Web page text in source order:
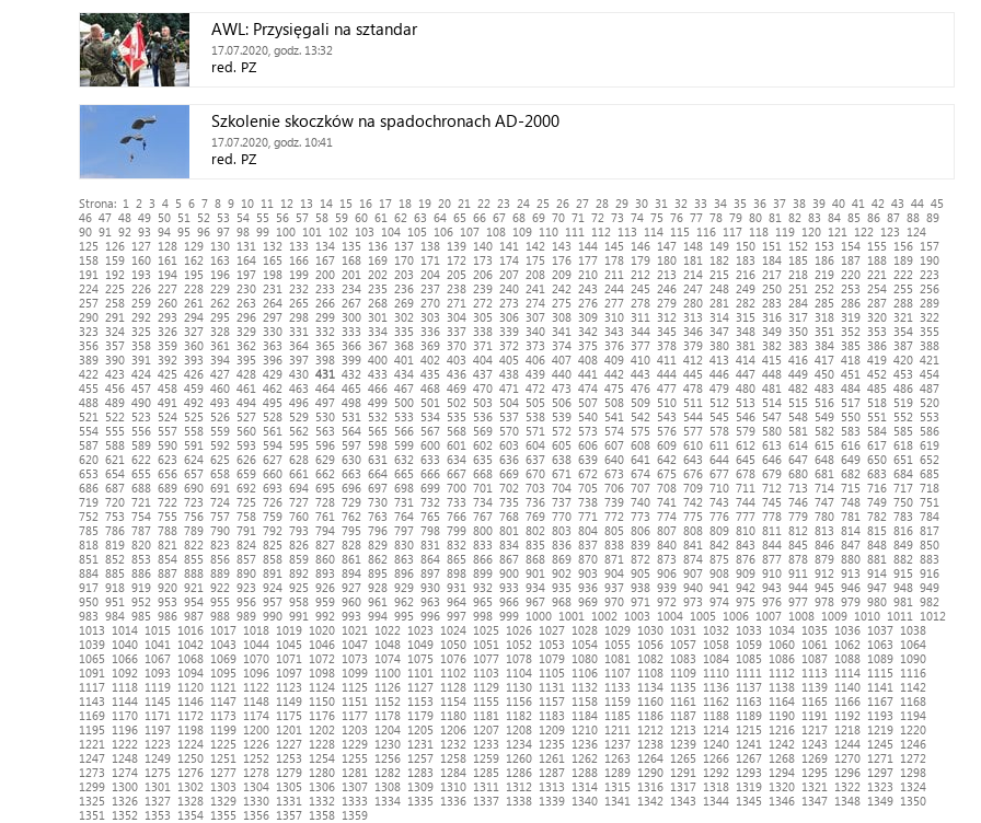
AWL: Przysięgali na sztandar
17.07.2020, godz. 13:32
red. PZ
Szkolenie skoczków na spadochronach AD-2000
17.07.2020, godz. 10:41
red. PZ
Strona: 1 2 3 4 5 6 7 8 9 10 11 12 13 14 15 16 17 18 19 20 21 22 23 24 25 26 27 28 29 30 31 32 33 34 35 36 37 38 39 40 41 42 43 44 45
46 47 48 49 50 51 52 53 54 55 56 57 58 59 60 61 62 63 64 65 66 67 68 69 70 71 72 73 74 75 76 77 78 79 80 81 82 83 84 85 86 87 88 89
90 91 92 93 94 95 96 97 98 99 100 101 102 103 104 105 106 107 108 109 110 111 112 113 114 115 116 117 118 119 120 121 122 123
124
125
126 127 128 129 130 131 132 133 134 135 136 137 138 139 140 141 142 143 144 145 146 147 148 149 150 151 152 153 154 155 156 157
158 159 160 161 162 163 164 165 166 167 168 169 170 171 172 173 174 175 176 177 178 179 180 181 182 183 184 185 186 187 188 189 190
191
192 193 194 195 196 197 198 199 200 201 202 203 204 205 206 207 208 209 210 211 212 213 214 215 216 217 218 219 220 221 222
223
224 225 226 227 228 229 230 231 232 233 234 235 236 237 238 239 240 241 242 243 244 245 246 247 248 249 250 251 252 253 254 255
256
257 258 259 260 261 262 263 264 265 266 267 268 269 270 271 272 273 274 275 276 277 278 279 280 281 282 283 284 285 286 287 288 289
290 291 292 293 294 295 296 297 298 299 300 301 302 303 304 305 306 307 308 309 310 311 312 313 314 315 316 317 318 319 320 321
322
323
324 325 326 327 328 329 330 331 332 333 334 335 336 337 338 339 340 341 342 343 344 345 346 347 348 349 350 351 352 353 354 355
356 357 358 359 360 361 362 363 364 365 366 367 368 369 370 371 372 373 374 375 376 377 378 379 380 381 382 383 384 385 386 387 388
389 390 391 392 393 394 395 396 397 398 399 400 401 402 403 404 405 406 407 408 409 410 411 412 413 414 415 416 417 418 419 420 421
422 423 424 425 426 427 428 429 430 431 432 433 434 435 436 437 438 439 440 441 442 443 444 445 446 447 448 449 450 451 452 453 454
455 456 457 458 459 460 461 462 463 464 465 466 467 468 469 470 471 472 473 474 475 476 477 478 479 480 481 482 483 484 485 486 487
488 489 490 491 492 493 494 495 496 497 498 499 500 501 502 503 504 505 506 507 508 509 510 511 512 513 514 515 516 517 518 519 520
521
522 523 524 525 526 527 528 529 530 531 532 533 534 535 536 537 538 539 540 541 542 543 544 545 546 547 548 549 550 551 552
553
554 555 556 557 558 559 560 561 562 563 564 565 566 567 568 569 570 571 572 573 574 575 576 577 578 579 580 581 582 583 584 585
586
587 588 589 590 591 592 593 594 595 596 597 598 599 600 601 602 603 604 605 606 607 608 609 610 611 612 613 614 615 616 617 618 619
620 621 622 623 624 625 626 627 628 629 630 631 632 633 634 635 636 637 638 639 640 641 642 643 644 645 646 647 648 649 650 651
652
653 654 655 656 657 658 659 660 661 662 663 664 665 666 667 668 669 670 671 672 673 674 675 676 677 678 679 680 681 682 683 684 685
686 687 688 689 690 691 692 693 694 695 696 697 698 699 700 701 702 703 704 705 706 707 708 709 710 711 712 713 714 715 716 717 718
719 720 721 722 723 724 725 726 727 728 729 730 731 732 733 734 735 736 737 738 739 740 741 742 743 744 745 746 747 748 749 750 751
752 753 754 755 756 757 758 759 760 761 762 763 764 765 766 767 768 769 770 771 772 773 774 775 776 777 778 779 780 781 782 783 784
785 786 787 788 789 790 791 792 793 794 795 796 797 798 799 800 801 802 803 804 805 806 807 808 809 810 811 812 813 814 815 816 817
818 819 820 821 822 823 824 825 826 827 828 829 830 831 832 833 834 835 836 837 838 839 840 841 842 843 844 845 846 847 848 849 850
851
852 853 854 855 856 857 858 859 860 861 862 863 864 865 866 867 868 869 870 871 872 873 874 875 876 877 878 879 880 881 882 883
884 885 886 887 888 889 890 891 892 893 894 895 896 897 898 899 900 901 902 903 904 905 906 907 908 909 910 911 912 913 914 915 916
917 918 919 920 921 922 923 924 925 926 927 928 929 930 931 932 933 934 935 936 937 938 939 940 941 942 943 944 945 946 947 948 949
950 951 952 953 954 955 956 957 958 959 960 961 962 963 964 965 966 967 968 969 970 971 972 973 974 975 976 977 978 979 980 981
982
983 984 985 986 987 988 989 990 991 992 993 994 995 996 997 998 999 1000 1001 1002 1003 1004 1005 1006 1007 1008 1009 1010 1011
1012
1013
1014 1015 1016 1017 1018 1019 1020 1021 1022 1023 1024 1025 1026 1027 1028 1029 1030 1031 1032 1033 1034 1035 1036 1037 1038
1039 1040 1041 1042 1043 1044 1045 1046 1047 1048 1049 1050 1051 1052 1053 1054 1055 1056 1057 1058 1059 1060 1061 1062 1063
1064
1065
1066 1067 1068 1069 1070 1071 1072 1073 1074 1075 1076 1077 1078 1079 1080 1081 1082 1083 1084 1085 1086 1087 1088 1089 1090
1091
1092 1093 1094 1095 1096 1097 1098 1099 1100 1101 1102 1103 1104 1105 1106 1107 1108 1109 1110 1111 1112 1113 1114 1115
1116
1117 1118 1119 1120 1121 1122 1123 1124 1125 1126 1127 1128 1129 1130 1131 1132 1133 1134 1135 1136 1137 1138 1139 1140 1141
1142
1143
1144 1145 1146 1147 1148 1149 1150 1151 1152 1153 1154 1155 1156 1157 1158 1159 1160 1161 1162 1163 1164 1165 1166 1167 1168
1169 1170 1171 1172 1173 1174 1175 1176 1177 1178 1179 1180 1181 1182 1183 1184 1185 1186 1187 1188 1189 1190 1191 1192 1193
1194
1195
1196 1197 1198 1199 1200 1201 1202 1203 1204 1205 1206 1207 1208 1209 1210 1211 1212 1213 1214 1215 1216 1217 1218 1219 1220
1221
1222 1223 1224 1225 1226 1227 1228 1229 1230 1231 1232 1233 1234 1235 1236 1237 1238 1239 1240 1241 1242 1243 1244 1245
1246
1247 1248 1249 1250 1251 1252 1253 1254 1255 1256 1257 1258 1259 1260 1261 1262 1263 1264 1265 1266 1267 1268 1269 1270 1271
1272
1273
1274 1275 1276 1277 1278 1279 1280 1281 1282 1283 1284 1285 1286 1287 1288 1289 1290 1291 1292 1293 1294 1295 1296 1297 1298
1299 1300 1301 1302 1303 1304 1305 1306 1307 1308 1309 1310 1311 1312 1313 1314 1315 1316 1317 1318 1319 1320 1321 1322 1323
1324
1325
1326 1327 1328 1329 1330 1331 1332 1333 1334 1335 1336 1337 1338 1339 1340 1341 1342 1343 1344 1345 1346 1347 1348 1349 1350
1351
1352 1353 1354 1355 1356 1357 1358 1359